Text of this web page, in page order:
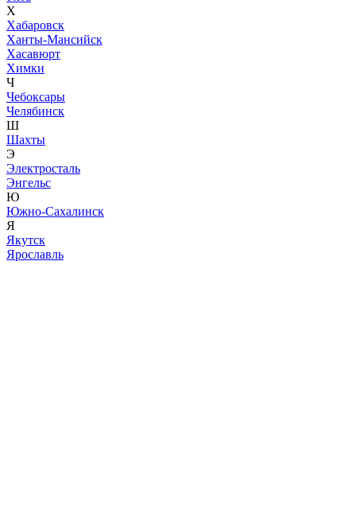
Х
Хабаровск
Ханты-Мансийск
Хасавюрт
Химки
Ч
Чебоксары
Челябинск
Ш
Шахты
Э
Электросталь
Энгельс
Ю
Южно-Сахалинск
Я
Якутск
Ярославль